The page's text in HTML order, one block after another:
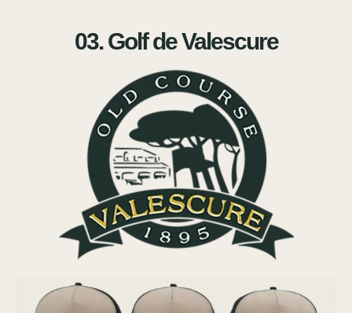
03. Golf de Valescure